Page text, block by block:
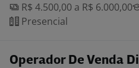
R$ 4.500,00 a R$ 6.000,00
Presencial
Operador De Venda